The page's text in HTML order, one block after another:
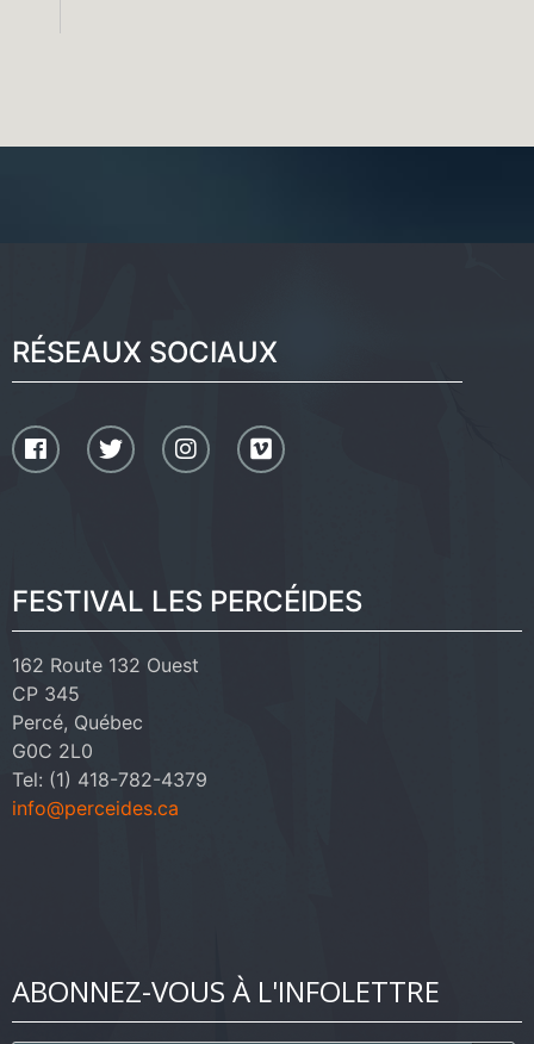
RÉSEAUX SOCIAUX
FESTIVAL LES PERCÉIDES
162 Route 132 Ouest
CP 345
Percé, Québec
G0C 2L0
Tel: (1) 418-782-4379
info@perceides.ca
ABONNEZ-VOUS À L'INFOLETTRE